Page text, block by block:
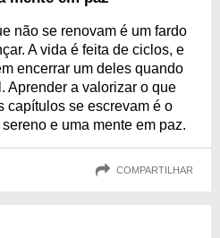
não se renovam é um fardo
A vida é feita de ciclos, e
encerrar um deles quando
Aprender a valorizar o que
capítulos se escrevam é o
e uma mente em paz.
COMPARTILHAR